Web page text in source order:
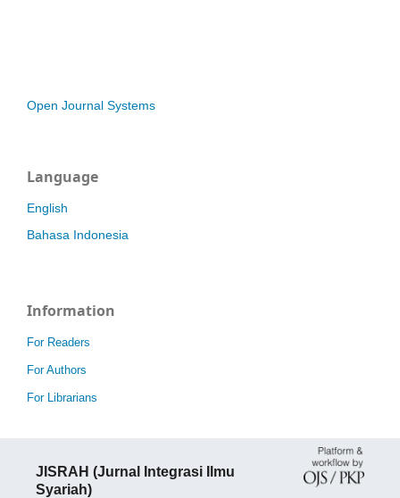
Open Journal Systems
Language
English
Bahasa Indonesia
Information
For Readers
For Authors
For Librarians
JISRAH (Jurnal Integrasi Ilmu
Syariah)